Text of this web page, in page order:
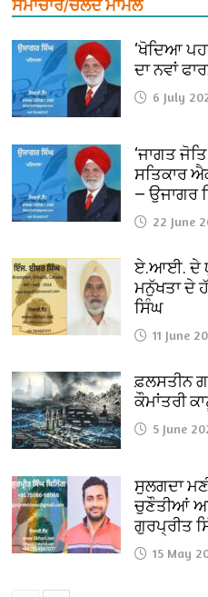
ਸਮਾਚਾਰ/ਚਲਦੇ ਮਾਮਲੇ
‘ਖੋਦਿਆ
ਦਾ ਨਵਾਂ
6 July
‘ਜਾਗਤ
ਸਤਿਕਾਰ
— ਉਜਾਗਰ
22 June
ਏ.ਆਈ. ਦੇ
ਮਨੁੱਖਤਾ ਦੇ
ਸਿੰਘ
11 June
ਫ਼ਲਸਤੀਨ
ਕੌਮਾਂਤਰੀ
5 June
ਸੁਲਗਦਾ
ਚੁਣੌਤੀਆਂ
ਗੁਰਪ੍ਰੀਤ
15 May